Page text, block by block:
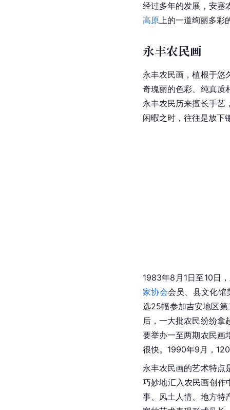
经过多年的发展，安塞
高原上的一道绚丽多彩
永丰农民画
永丰农民画，植根于悠
奇瑰丽的色彩、纯真质
永丰农民历来擅长手艺
闲暇之时，往往是放下
1983年8月1日至10日，
家协会会员、县文化馆
选25幅参加吉安地区第
后，一大批农民纷纷拿
要举办一至两期农民画
很快。1990年9月，
永丰农民画的艺术特点
巧妙地汇入农民画创作
事、风土人情、地方特